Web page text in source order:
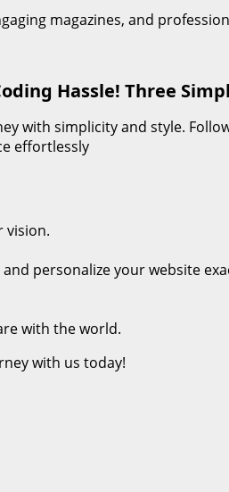
magazines, and
Hassle! Three
with simplicity and style.
effortlessly
vision.
personalize your website
with the world.
with us today!